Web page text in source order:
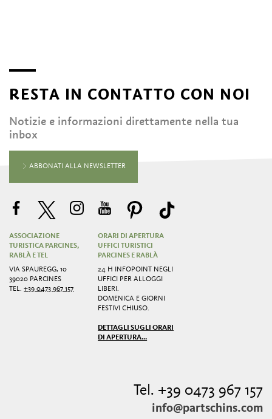
RESTA IN CONTATTO CON NOI
Notizie e informazioni direttamente nella tua
inbox
ABBONATI ALLA NEWSLETTER
ASSOCIAZIONE
TURISTICA PARCINES,
RABLÀ E TEL
VIA SPAUREGG, 10
39020 PARCINES
TEL.+39 0473 967 157
ORARI DI APERTURA
UFFICI TURISTICI
PARCINES E RABLÀ
24 H INFOPOINT NEGLI
UFFICI PER ALLOGGI
LIBERI.
DOMENICA E GIORNI
FESTIVI CHIUSO.
DETTAGLI SUGLI ORARI
DI APERTURA...
Tel. +39 0473 967 157
info@partschins.com